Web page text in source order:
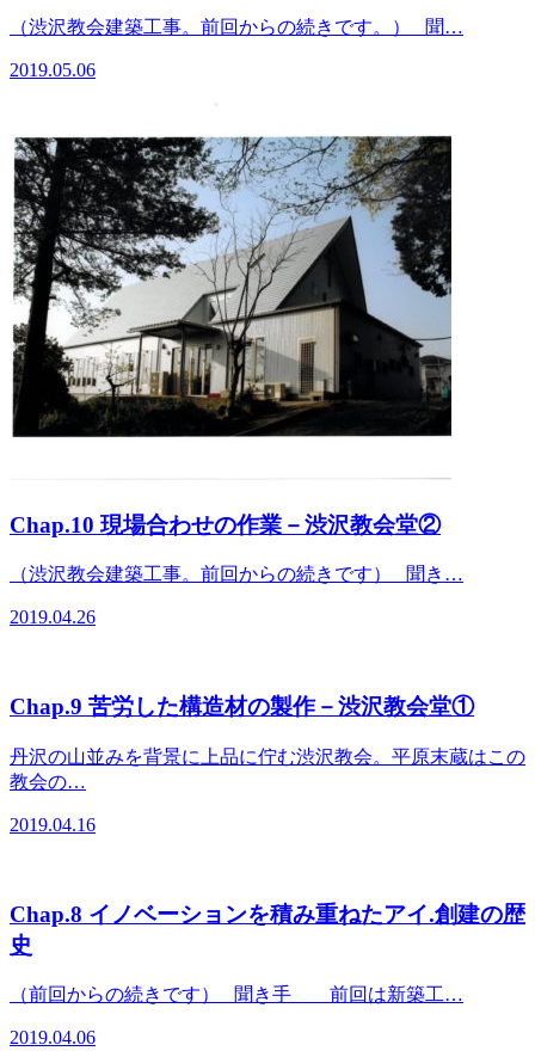
（渋沢教会建築工事。前回からの続きです。） 聞…
2019.05.06
Chap.10 現場合わせの作業－渋沢教会堂②
（渋沢教会建築工事。前回からの続きです） 聞き…
2019.04.26
Chap.9 苦労した構造材の製作－渋沢教会堂①
丹沢の山並みを背景に上品に佇む渋沢教会。平原末蔵はこの
教会の…
2019.04.16
Chap.8 イノベーションを積み重ねたアイ.創建の歴
史
（前回からの続きです） 聞き手 前回は新築工…
2019.04.06